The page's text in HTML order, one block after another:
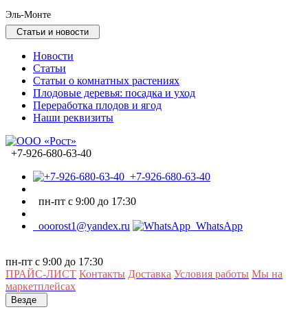
Эль-Монте
Статьи и новости
Новости
Статьи
Статьи о комнатных растениях
Плодовые деревья: посадка и уход
Переработка плодов и ягод
Наши реквизиты
+7-926-680-63-40
+7-926-680-63-40
пн-пт с 9:00 до 17:30
ooorost1@yandex.ru WhatsApp
пн-пт с 9:00 до 17:30
ПРАЙС-ЛИСТ Контакты Доставка Условия работы Мы на
маркетплейсах
Везде